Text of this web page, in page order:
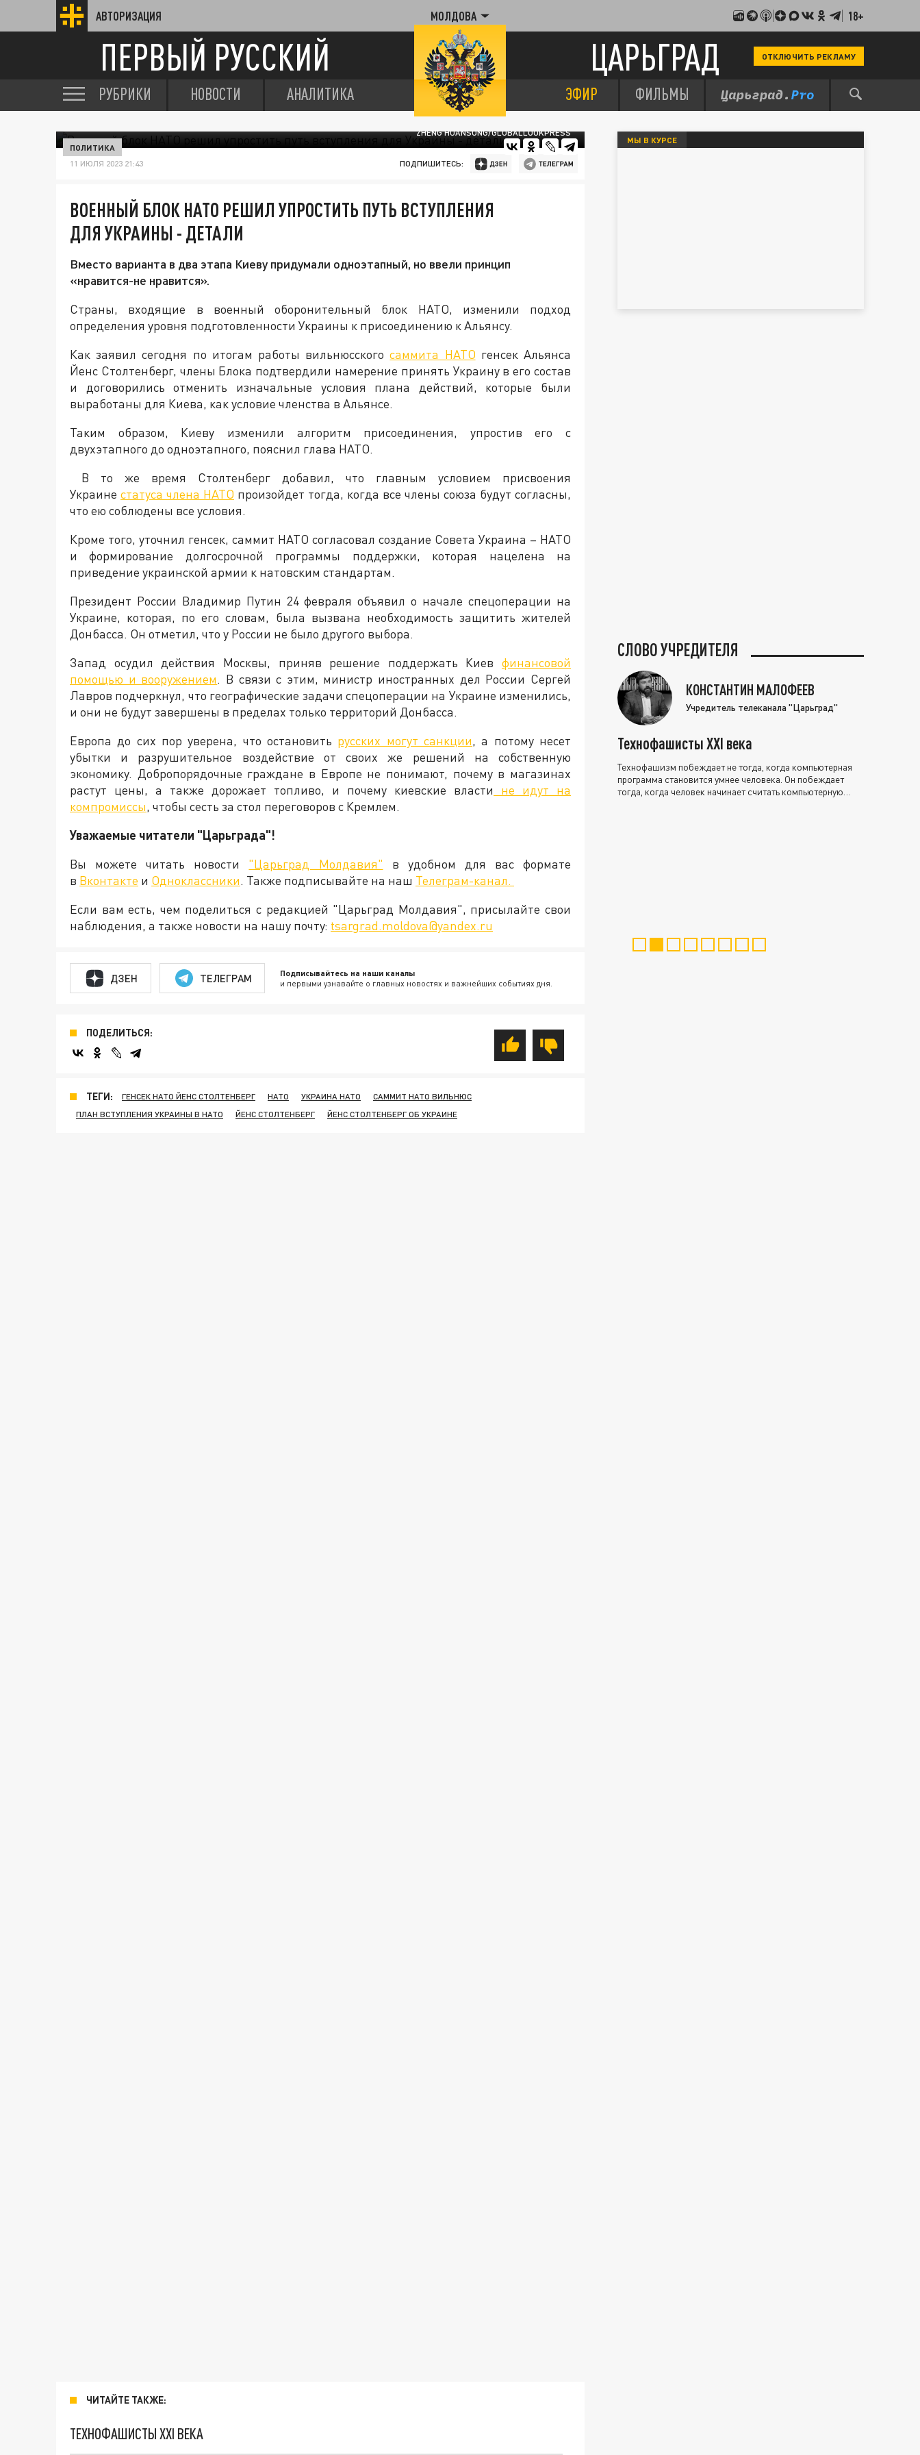
АВТОРИЗАЦИЯ МОЛДОВА 18+
ПЕРВЫЙ РУССКИЙ ЦАРЬГРАД ОТКЛЮЧИТЬ РЕКЛАМУ
РУБРИКИ НОВОСТИ АНАЛИТИКА ЭФИР ФИЛЬМЫ
ZHENG HUANSONG/GLOBALLOOKPRESS
ПОЛИТИКА
11 ИЮЛЯ 2023 21:43 ПОДПИШИТЕСЬ:
ВОЕННЫЙ БЛОК НАТО РЕШИЛ УПРОСТИТЬ ПУТЬ ВСТУПЛЕНИЯ
ДЛЯ УКРАИНЫ - ДЕТАЛИ
Вместо варианта в два этапа Киеву придумали одноэтапный, но ввели принцип
«нравится-не нравится».
Страны, входящие в военный оборонительный блок НАТО, изменили подход
определения уровня подготовленности Украины к присоединению к Альянсу.
Как заявил сегодня по итогам работы вильнюсскогосаммита НАТО генсек Альянса
Йенс Столтенберг, члены Блока подтвердили намерение принять Украину в его состав
и договорились отменить изначальные условия плана действий, которые были
выработаны для Киева, как условие членства в Альянсе.
Таким образом, Киеву изменили алгоритм присоединения, упростив его с
двухэтапного до одноэтапного, пояснил глава НАТО.
В то же время Столтенберг добавил, что главным условием присвоения
Украине статуса члена НАТО произойдет тогда, когда все члены союза будут согласны,
что ею соблюдены все условия.
Кроме того, уточнил генсек, саммит НАТО согласовал создание Совета Украина – НАТО
и формирование долгосрочной программы поддержки, которая нацелена на
приведение украинской армии к натовским стандартам.
Президент России Владимир Путин 24 февраля объявил о начале спецоперации на
Украине, которая, по его словам, была вызвана необходимость защитить жителей
Донбасса. Он отметил, что у России не было другого выбора.
Запад осудил действия Москвы, приняв решение поддержать Киев финансовой
помощью и вооружением. В связи с этим, министр иностранных дел России Сергей
Лавров подчеркнул, что географические задачи спецоперации на Украине изменились,
и они не будут завершены в пределах только территорий Донбасса.
Европа до сих пор уверена, что остановить русских могут санкции, а потому несет
убытки и разрушительное воздействие от своих же решений на собственную
экономику. Добропорядочные граждане в Европе не понимают, почему в магазинах
растут цены, а также дорожает топливо, и почему киевские власти не идут на
компромиссы, чтобы сесть за стол переговоров с Кремлем.
Уважаемые читатели "Царьграда"!
Вы можете читать новости "Царьград Молдавия" в удобном для вас формате
в Вконтакте и Одноклассники. Также подписывайте на наш Телеграм-канал.
Если вам есть, чем поделиться с редакцией "Царьград Молдавия", присылайте свои
наблюдения, а также новости на нашу почту: tsargrad.moldova@yandex.ru
ДЗЕН ТЕЛЕГРАМ Подписывайтесь на наши каналы
и первыми узнавайте о главных новостях и важнейших событиях дня.
ПОДЕЛИТЬСЯ:
ТЕГИ: ГЕНСЕК НАТО ЙЕНС СТОЛТЕНБЕРГ НАТО УКРАИНА НАТО
САММИТ НАТО ВИЛЬНЮС
ПЛАН ВСТУПЛЕНИЯ УКРАИНЫ В НАТО
ЙЕНС СТОЛТЕНБЕРГ ЙЕНС СТОЛТЕНБЕРГ ОБ УКРАИНЕ
ЧИТАЙТЕ ТАКЖЕ:
ТЕХНОФАШИСТЫ XXI ВЕКА
МЫ В КУРСЕ
СЛОВО УЧРЕДИТЕЛЯ
КОНСТАНТИН МАЛОФЕЕВ
Учредитель телеканала "Царьград"
Технофашисты XXI века
Технофашизм побеждает не тогда, когда компьютерная
программа становится умнее человека. Он побеждает
тогда, когда человек начинает считать компьютерную